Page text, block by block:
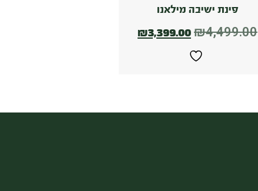
פינת ישיבה מילאנו
₪4,499.00
₪3,399.00